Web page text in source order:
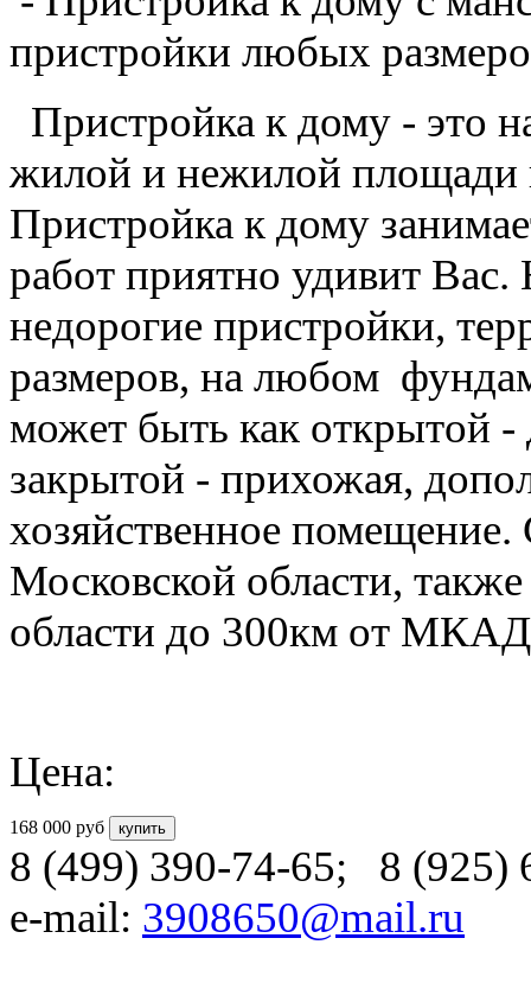
недорогие пристройки,
размеров, на любом
может быть как открытой
закрытой - прихожая,
хозяйственное
Московской области,
области до 300км от МКАД
Цена:
руб
8 (499) 390-74-65;8 (925)
e-mail:3908650@mail.ru